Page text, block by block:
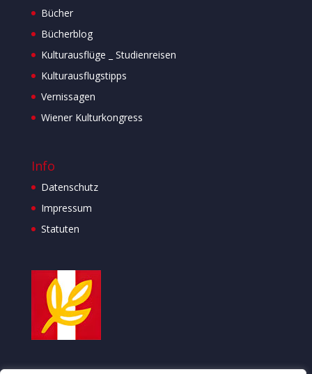
Bücher
Bücherblog
Kulturausflüge _ Studienreisen
Kulturausflugstipps
Vernissagen
Wiener Kulturkongress
Info
Datenschutz
Impressum
Statuten